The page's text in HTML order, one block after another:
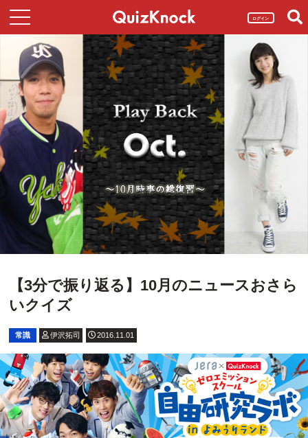
ログイン
【3分で振り返る】10月のニュースおさら
いクイズ
常識 伊沢拓司 2016.11.01